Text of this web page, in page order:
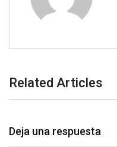
Related Articles
Deja una respuesta